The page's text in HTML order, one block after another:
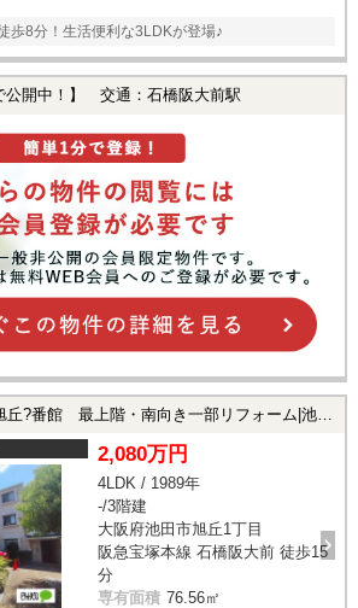
歩8分！生活便利な3LDKが登場♪
公開中！】 交通：石橋阪大前駅
グラン・ドムール池田旭丘?番館 最上階・南向き一部リフォーム|池田市旭丘1丁目の中古マンション
2,080万円
4LDK / 1989年
-/3階建
大阪府池田市旭丘1丁目
阪急宝塚本線 石橋阪大前 徒歩15
分
専有面積 76.56㎡